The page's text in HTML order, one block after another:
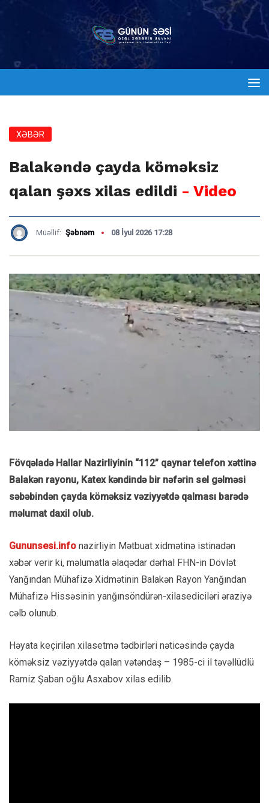
XƏBƏR
Balakəndə çayda köməksiz
qalan şəxs xilas edildi - Video
Müəllif: Şəbnəm 08 İyul 2026 17:28
Fövqəladə Hallar Nazirliyinin “112” qaynar telefon xəttinə
Balakən rayonu, Katex kəndində bir nəfərin sel gəlməsi
səbəbindən çayda köməksiz vəziyyətdə qalması barədə
məlumat daxil olub.
Gununsesi.info nazirliyin Mətbuat xidmətinə istinadən
xəbər verir ki, məlumatla əlaqədar dərhal FHN-in Dövlət
Yanğından Mühafizə Xidmətinin Balakən Rayon Yanğından
Mühafizə Hissəsinin yanğınsöndürən-xilasediciləri əraziyə
cəlb olunub.
Həyata keçirilən xilasetmə tədbirləri nəticəsində çayda
köməksiz vəziyyətdə qalan vətəndaş – 1985-ci il təvəllüdlü
Ramiz Şaban oğlu Asxabov xilas edilib.